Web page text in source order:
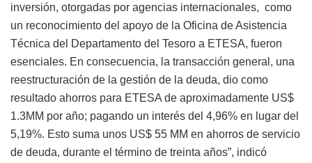
inversión, otorgadas por agencias internacionales, como
un reconocimiento del apoyo de la Oficina de Asistencia
Técnica del Departamento del Tesoro a ETESA, fueron
esenciales. En consecuencia, la transacción general, una
reestructuración de la gestión de la deuda, dio como
resultado ahorros para ETESA de aproximadamente US$
1.3MM por año; pagando un interés del 4,96% en lugar del
5,19%. Esto suma unos US$ 55 MM en ahorros de servicio
de deuda, durante el término de treinta años”, indicó